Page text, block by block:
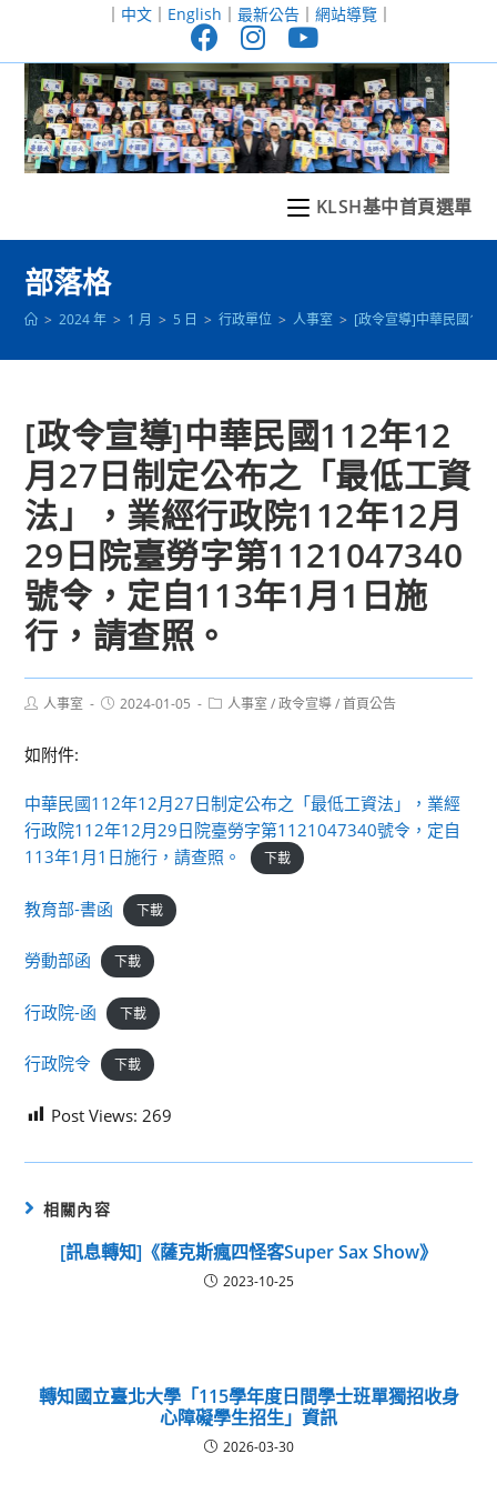
至
｜ 中文｜ English ｜ 最新公告｜ 網站導覽｜
KLSH基中首頁選單
部落格
> 2024 年 > 1 月 > 5 日 > 行政單位 > 人事室 > [政令宣導]中華民國
[政令宣導]中華民國112年12
月27日制定公布之「最低工資
法」，業經行政院112年12月
29日院臺勞字第1121047340
號令，定自113年1月1日施
行，請查照。
Post人事室
Post2024-01-05
Post人事室 / 政令宣導 / 首頁公告
如附件:
中華民國112年12月27日制定公布之「最低工資法」，業經
行政院112年12月29日院臺勞字第1121047340號令，定自
113年1月1日施行，請查照。
下載
教育部-書函 下載
勞動部函 下載
行政院-函 下載
行政院令 下載
Post Views: 269
相關內容
[訊息轉知]《薩克斯瘋四怪客Super Sax Show》
2023-10-25
轉知國立臺北大學「115學年度日間學士班單獨招收身
心障礙學生招生」資訊
2026-03-30